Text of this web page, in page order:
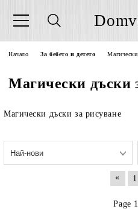
Начало За бебето и детето
Магически дъски
Магически дъски за рисуване
« 1
Page